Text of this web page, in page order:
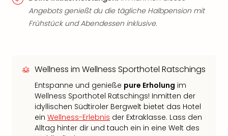
Angebots genießt du die tägliche Halbpension mit
Frühstück und Abendessen inklusive.
Wellness im Wellness Sporthotel Ratschings
Entspanne und genieße pure Erholung im
Wellness Sporthotel Ratschings! Inmitten der
idyllischen Südtiroler Bergwelt bietet das Hotel
ein Wellness-Erlebnis der Extraklasse. Lass den
Alltag hinter dir und tauch ein in eine Welt des